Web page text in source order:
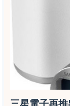
三星電子再